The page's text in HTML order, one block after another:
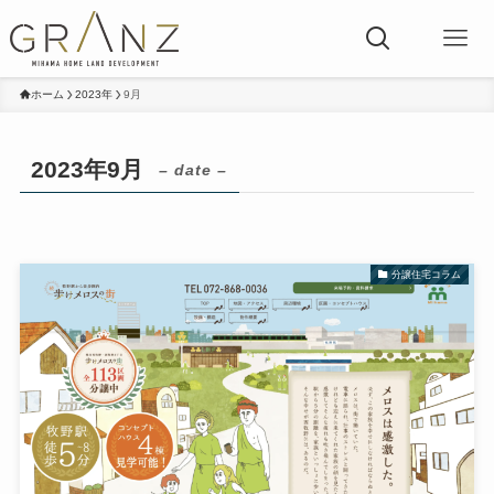
ホーム 2023年 9月
2023年9月 – date –
分譲住宅コラム